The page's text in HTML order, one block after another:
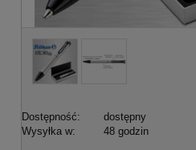
Dostępność:
dostępny
Wysyłka w:
48 godzin